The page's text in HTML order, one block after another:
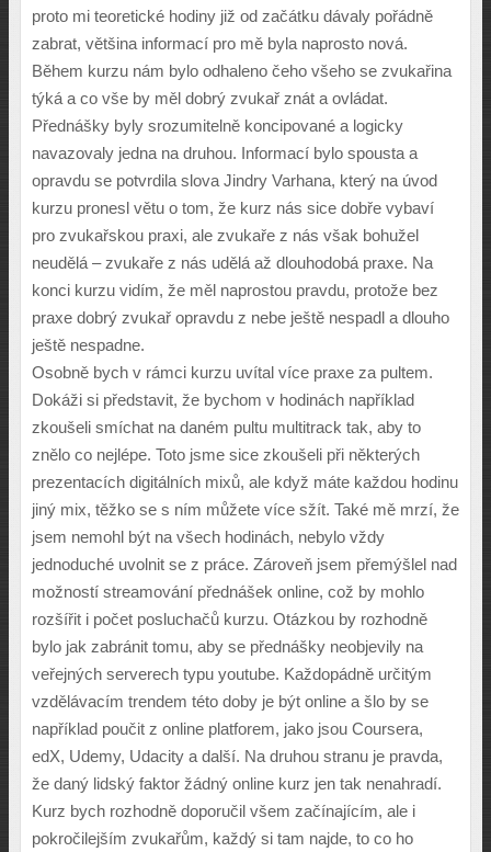
proto mi teoretické hodiny již od začátku dávaly pořádně
zabrat, většina informací pro mě byla naprosto nová.
Během kurzu nám bylo odhaleno čeho všeho se zvukařina
týká a co vše by měl dobrý zvukař znát a ovládat.
Přednášky byly srozumitelně koncipované a logicky
navazovaly jedna na druhou. Informací bylo spousta a
opravdu se potvrdila slova Jindry Varhana, který na úvod
kurzu pronesl větu o tom, že kurz nás sice dobře vybaví
pro zvukařskou praxi, ale zvukaře z nás však bohužel
neudělá – zvukaře z nás udělá až dlouhodobá praxe. Na
konci kurzu vidím, že měl naprostou pravdu, protože bez
praxe dobrý zvukař opravdu z nebe ještě nespadl a dlouho
ještě nespadne.
Osobně bych v rámci kurzu uvítal více praxe za pultem.
Dokáži si představit, že bychom v hodinách například
zkoušeli smíchat na daném pultu multitrack tak, aby to
znělo co nejlépe. Toto jsme sice zkoušeli při některých
prezentacích digitálních mixů, ale když máte každou hodinu
jiný mix, těžko se s ním můžete více sžít. Také mě mrzí, že
jsem nemohl být na všech hodinách, nebylo vždy
jednoduché uvolnit se z práce. Zároveň jsem přemýšlel nad
možností streamování přednášek online, což by mohlo
rozšířit i počet posluchačů kurzu. Otázkou by rozhodně
bylo jak zabránit tomu, aby se přednášky neobjevily na
veřejných serverech typu youtube. Každopádně určitým
vzdělávacím trendem této doby je být online a šlo by se
například poučit z online platforem, jako jsou Coursera,
edX, Udemy, Udacity a další. Na druhou stranu je pravda,
že daný lidský faktor žádný online kurz jen tak nenahradí.
Kurz bych rozhodně doporučil všem začínajícím, ale i
pokročilejším zvukařům, každý si tam najde, to co ho